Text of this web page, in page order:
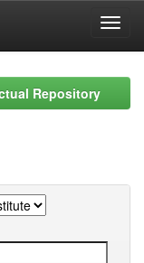
Repository